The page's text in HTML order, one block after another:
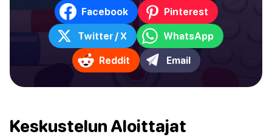
Facebook Pinterest
Twitter / X WhatsApp
Reddit Email
Keskustelun Aloittajat